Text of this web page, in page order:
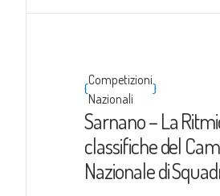
{
Competizioni
Nazionali
}
Sarnano – La
classifiche del
Nazionale di